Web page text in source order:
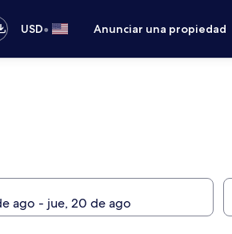
USD• Anunciar una propiedad